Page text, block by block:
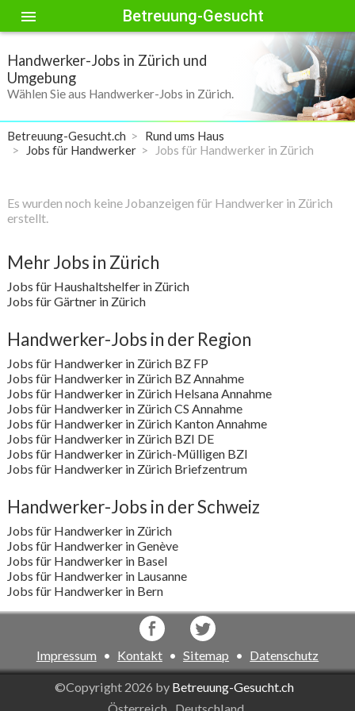
menu Betreuung-Gesucht
Handwerker-Jobs in Zürich und
Umgebung
Wählen Sie aus Handwerker-Jobs in Zürich.
Betreuung-Gesucht.ch
Rund ums Haus
Jobs für Handwerker
Jobs für Handwerker in Zürich
Es wurden noch keine Jobanzeigen für Handwerker in Zürich
erstellt.
Mehr Jobs in Zürich
Jobs für Haushaltshelfer in Zürich
Jobs für Gärtner in Zürich
Handwerker-Jobs in der Region
Jobs für Handwerker in Zürich BZ FP
Jobs für Handwerker in Zürich BZ Annahme
Jobs für Handwerker in Zürich Helsana Annahme
Jobs für Handwerker in Zürich CS Annahme
Jobs für Handwerker in Zürich Kanton Annahme
Jobs für Handwerker in Zürich BZI DE
Jobs für Handwerker in Zürich-Mülligen BZI
Jobs für Handwerker in Zürich Briefzentrum
Handwerker-Jobs in der Schweiz
Jobs für Handwerker in Zürich
Jobs für Handwerker in Genève
Jobs für Handwerker in Basel
Jobs für Handwerker in Lausanne
Jobs für Handwerker in Bern
Impressum • Kontakt • Sitemap • Datenschutz
©Copyright 2026 by Betreuung-Gesucht.ch